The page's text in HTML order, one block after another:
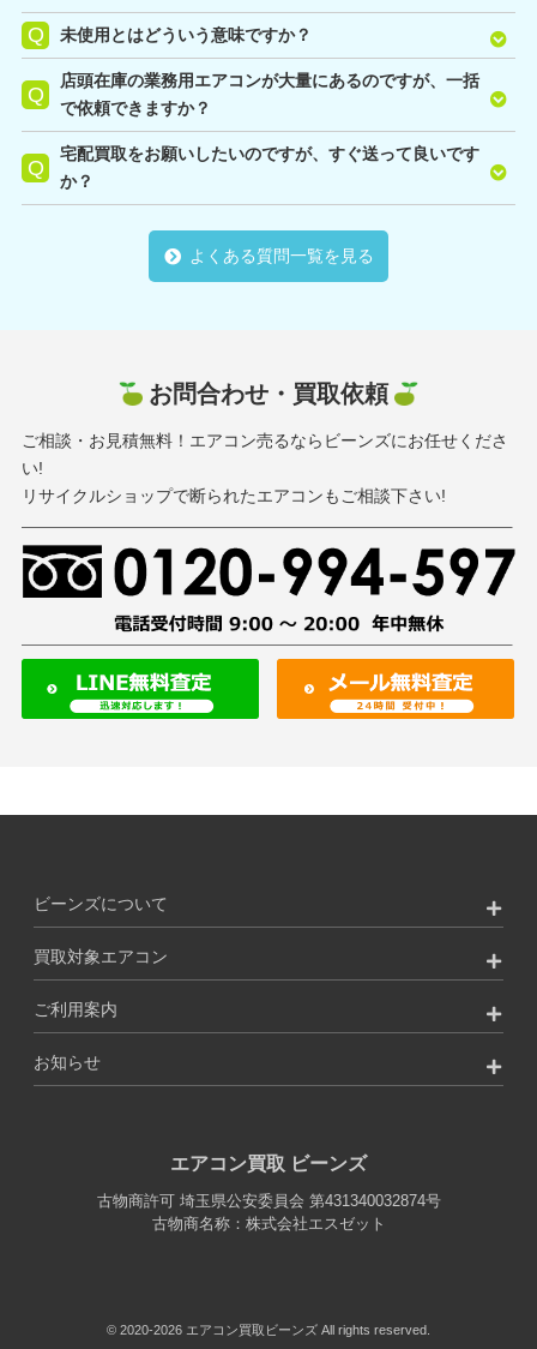
未使用とはどういう意味ですか？
店頭在庫の業務用エアコンが大量にあるのですが、一括
で依頼できますか？
宅配買取をお願いしたいのですが、すぐ送って良いです
か？
よくある質問一覧を見る
お問合わせ・買取依頼
ご相談・お見積無料！エアコン売るならビーンズにお任せくださ
い!
リサイクルショップで断られたエアコンもご相談下さい!
ビーンズについて
買取対象エアコン
ご利用案内
お知らせ
エアコン買取 ビーンズ
古物商許可
埼玉県公安委員会 第431340032874号
古物商名称：株式会社エスゼット
© 2020-2026 エアコン買取ビーンズ All rights reserved.